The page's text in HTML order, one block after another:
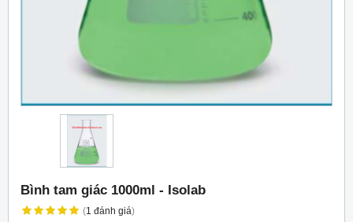
Bình tam giác 1000ml - Isolab
(1 đánh giá)